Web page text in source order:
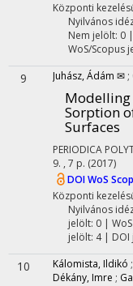
Központi
Nyilvános
Nem jelölt: 0
WoS/Scopus
9 Juhász, Ádám ✉ ;
Modelling
Sorption
Surfaces
PERIODICA
9. , 7 p. (2017)
DOIWoS
Központi
Nyilvános
jelölt: 0 |
jelölt: 4 | DOI
10 Kálomista, Ildikó ;
Dékány, Imre ;